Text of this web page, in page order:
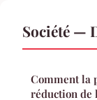
Société —
Comment la
réduction de